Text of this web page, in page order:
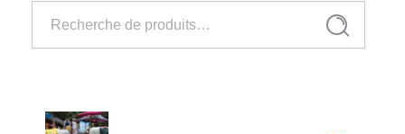
pour :
Recherche